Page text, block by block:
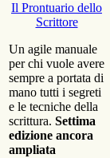
Il Prontuario dello
Scrittore
Un agile manuale
per chi vuole avere
sempre a portata di
mano tutti i segreti
e le tecniche della
scrittura. Settima
edizione ancora
ampliata